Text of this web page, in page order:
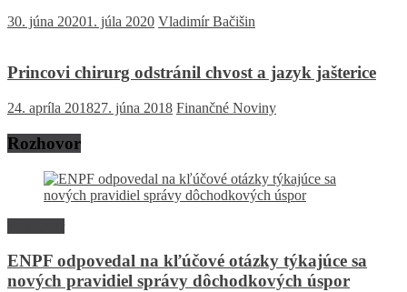
30. júna 20201. júla 2020 Vladimír Bačišin
Princovi chirurg odstránil chvost a jazyk jašterice
24. apríla 201827. júna 2018 Finančné Noviny
Rozhovor
ENPF odpovedal na kľúčové otázky týkajúce sa
nových pravidiel správy dôchodkových úspor